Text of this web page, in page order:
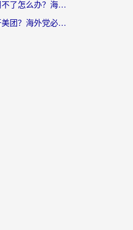
小红书在英国用不了怎么办？海外党必看的回国加速解决方案
台湾怎么打不开美团？海外党必看：3个实用技巧解决国内App地区限制难题